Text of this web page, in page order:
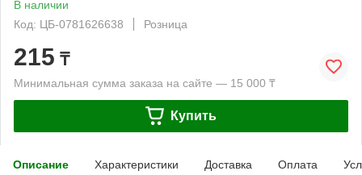
В наличии
Код: ЦБ-0781626638
Розница
215 ₸
Минимальная сумма заказа на сайте — 15 000 ₸
Купить
Описание Характеристики Доставка Оплата